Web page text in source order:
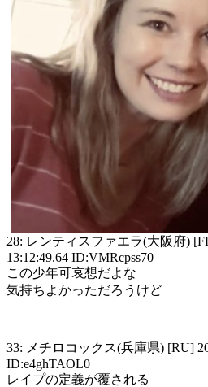
28: レンティスファエラ(大阪府)
13:12:49.64 ID:VMRcpss70
この少年可哀想だよな
気持ちよかっただろうけど
33: メチロコックス(兵庫県) [RU]
ID:e4ghTAOL0
レイプの定義が覆される